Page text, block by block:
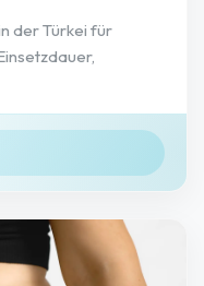
der Türkei für